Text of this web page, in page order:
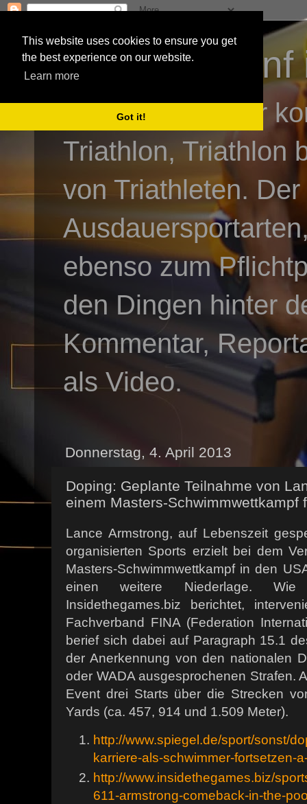
This website uses cookies to ensure you get
the best experience on our website.
Learn more
Got it!
3athlon - #dnf
Kai Baumgartner
Triathlon, Triathlon
von Triathleten.
ebenso zum
den Dingen hinter
Kommentar,
als Video.
Donnerstag, 4. April 2013
Doping: Geplante Teilnahme von
einem Masters-Schwimmwettkampf
Lance Armstrong, auf Lebenszeit
organisierten Sports erzielt bei dem
Masters-Schwimmwettkampf in den
einen weitere Niederlage. Wie
Insidethegames.biz berichtet,
Fachverband FINA (Federation
berief sich dabei auf Paragraph 15.1
der Anerkennung von den nationalen
oder WADA ausgesprochenen Strafen.
Event drei Starts über die Strecken
Yards (ca. 457, 914 und 1.509 Meter).
http://www.spiegel.de/sport/sonst/
karriere-als-schwimmer-fortsetzen-
http://www.insidethegames.biz/
611-armstrong-comeback-in-the-